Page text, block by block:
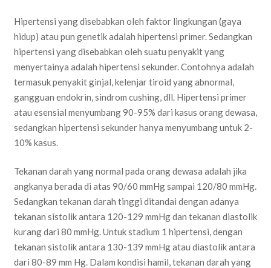
Hipertensi yang disebabkan oleh faktor lingkungan (gaya
hidup) atau pun genetik adalah hipertensi primer. Sedangkan
hipertensi yang disebabkan oleh suatu penyakit yang
menyertainya adalah hipertensi sekunder. Contohnya adalah
termasuk penyakit ginjal, kelenjar tiroid yang abnormal,
gangguan endokrin, sindrom cushing, dll. Hipertensi primer
atau esensial menyumbang 90-95% dari kasus orang dewasa,
sedangkan hipertensi sekunder hanya menyumbang untuk 2-
10% kasus.
Tekanan darah yang normal pada orang dewasa adalah jika
angkanya berada di atas 90/60 mmHg sampai 120/80 mmHg.
Sedangkan tekanan darah tinggi ditandai dengan adanya
tekanan sistolik antara 120-129 mmHg dan tekanan diastolik
kurang dari 80 mmHg. Untuk stadium 1 hipertensi, dengan
tekanan sistolik antara 130-139 mmHg atau diastolik antara
dari 80-89 mm Hg. Dalam kondisi hamil, tekanan darah yang